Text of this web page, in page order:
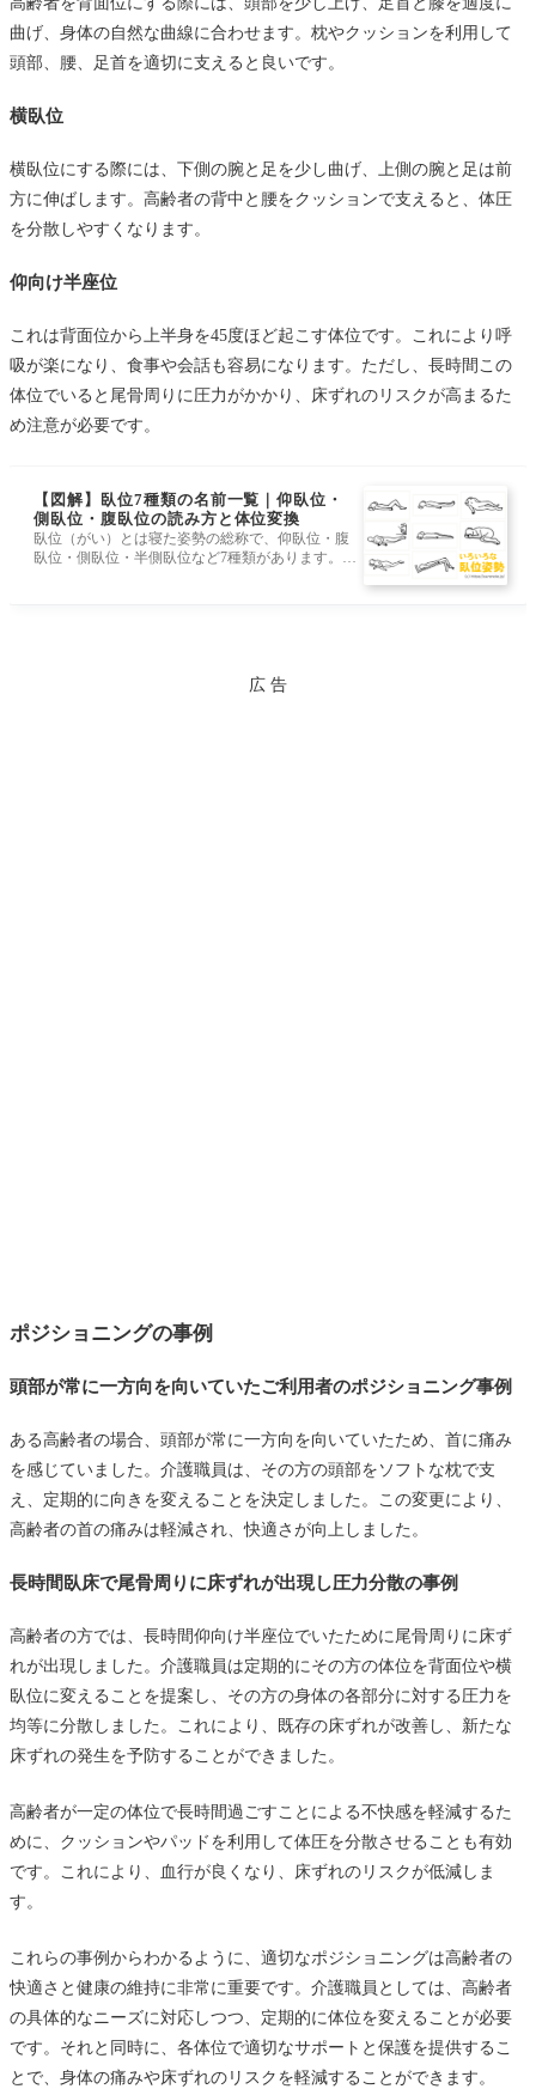
曲げ、身体の自然な曲線に合わせます。枕やクッションを利用して
頭部、腰、足首を適切に支えると良いです。
横臥位
横臥位にする際には、下側の腕と足を少し曲げ、上側の腕と足は前
方に伸ばします。高齢者の背中と腰をクッションで支えると、体圧
を分散しやすくなります。
仰向け半座位
これは背面位から上半身を45度ほど起こす体位です。これにより呼
吸が楽になり、食事や会話も容易になります。ただし、長時間この
体位でいると尾骨周りに圧力がかかり、床ずれのリスクが高まるた
め注意が必要です。
【図解】臥位7種類の名前一覧｜仰臥位・
側臥位・腹臥位の読み方と体位変換
臥位（がい）とは寝た姿勢の総称で、仰臥位・腹
臥位・側臥位・半側臥位など7種類があります。そ
広 告
ポジショニングの事例
頭部が常に一方向を向いていたご利用者のポジショニング事例
ある高齢者の場合、頭部が常に一方向を向いていたため、首に痛み
を感じていました。介護職員は、その方の頭部をソフトな枕で支
え、定期的に向きを変えることを決定しました。この変更により、
高齢者の首の痛みは軽減され、快適さが向上しました。
長時間臥床で尾骨周りに床ずれが出現し圧力分散の事例
高齢者の方では、長時間仰向け半座位でいたために尾骨周りに床ず
れが出現しました。介護職員は定期的にその方の体位を背面位や横
臥位に変えることを提案し、その方の身体の各部分に対する圧力を
均等に分散しました。これにより、既存の床ずれが改善し、新たな
床ずれの発生を予防することができました。
高齢者が一定の体位で長時間過ごすことによる不快感を軽減するた
めに、クッションやパッドを利用して体圧を分散させることも有効
です。これにより、血行が良くなり、床ずれのリスクが低減しま
す。
これらの事例からわかるように、適切なポジショニングは高齢者の
快適さと健康の維持に非常に重要です。介護職員としては、高齢者
の具体的なニーズに対応しつつ、定期的に体位を変えることが必要
です。それと同時に、各体位で適切なサポートと保護を提供するこ
とで、身体の痛みや床ずれのリスクを軽減することができます。